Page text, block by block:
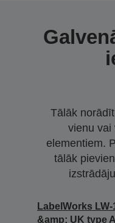
Tālāk
vienu vai
elementiem.
tālāk
LabelWorks
&amp; UK type